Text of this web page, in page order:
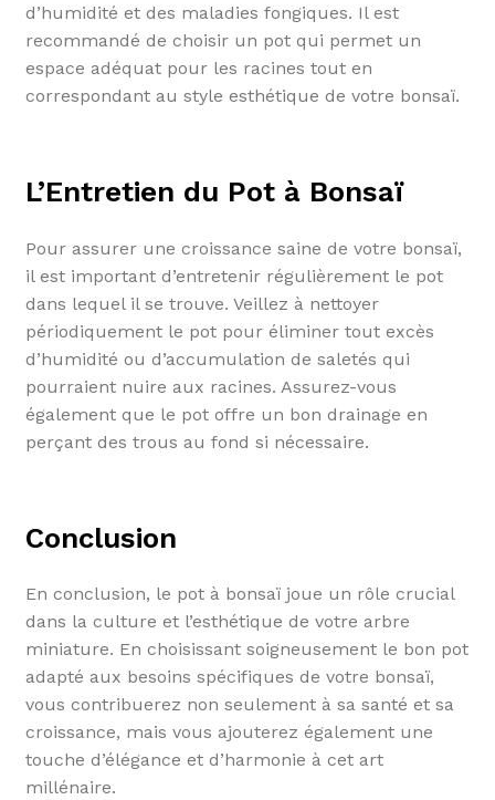
d’humidité et des maladies fongiques. Il est
recommandé de choisir un pot qui permet un
espace adéquat pour les racines tout en
correspondant au style esthétique de votre bonsaï.
L’Entretien du Pot à Bonsaï
Pour assurer une croissance saine de votre bonsaï,
il est important d’entretenir régulièrement le pot
dans lequel il se trouve. Veillez à nettoyer
périodiquement le pot pour éliminer tout excès
d’humidité ou d’accumulation de saletés qui
pourraient nuire aux racines. Assurez-vous
également que le pot offre un bon drainage en
perçant des trous au fond si nécessaire.
Conclusion
En conclusion, le pot à bonsaï joue un rôle crucial
dans la culture et l’esthétique de votre arbre
miniature. En choisissant soigneusement le bon pot
adapté aux besoins spécifiques de votre bonsaï,
vous contribuerez non seulement à sa santé et sa
croissance, mais vous ajouterez également une
touche d’élégance et d’harmonie à cet art
millénaire.